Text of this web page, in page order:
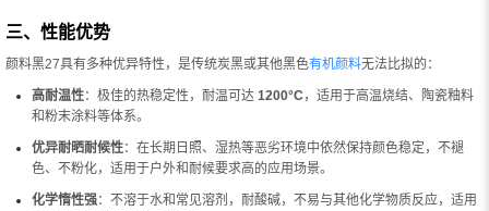
三、性能优势
颜料黑27具有多种优异特性，是传统炭黑或其他黑色有机颜料无法比拟的：
高耐温性：极佳的热稳定性，耐温可达 1200°C ，适用于高温烧结、陶瓷釉料
和粉末涂料等体系。
优异耐晒耐候性：在长期日照、湿热等恶劣环境中依然保持颜色稳定，不褪
色、不粉化，适用于户外和耐候要求高的应用场景。
化学惰性强：不溶于水和常见溶剂，耐酸碱，不易与其他化学物质反应，适用